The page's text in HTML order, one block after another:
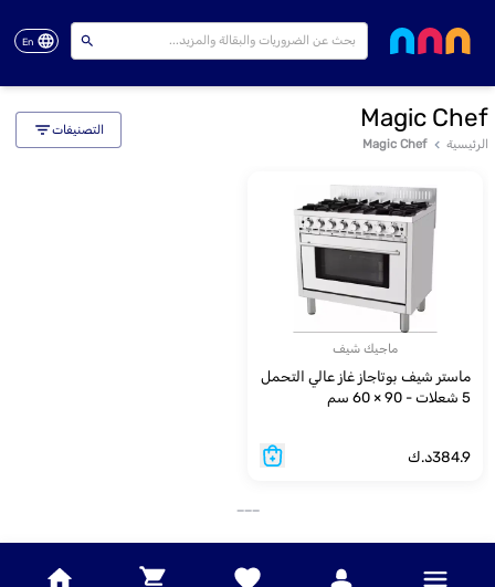
En
Magic Chef
الرئيسية Magic Chef
ماجيك شيف
ماستر شيف بوتاجاز غاز عالي التحمل
5 شعلات - 90 × 60 سم
384.9د.ك
التصنيفات